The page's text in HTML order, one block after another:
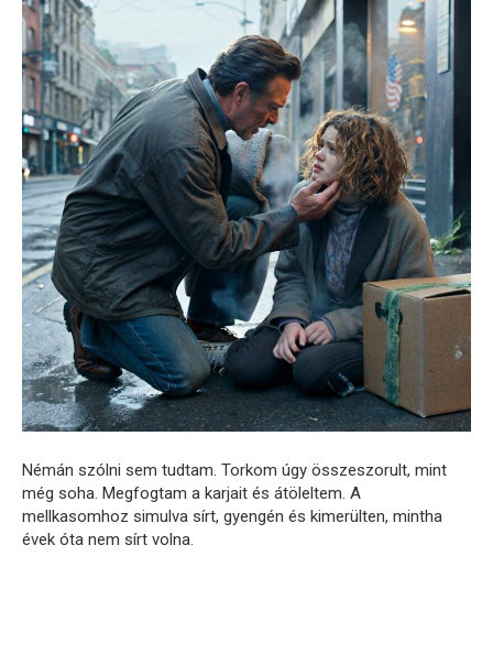
Némán szólni sem tudtam. Torkom úgy összeszorult, mint
még soha. Megfogtam a karjait és átöleltem. A
mellkasomhoz simulva sírt, gyengén és kimerülten, mintha
évek óta nem sírt volna.